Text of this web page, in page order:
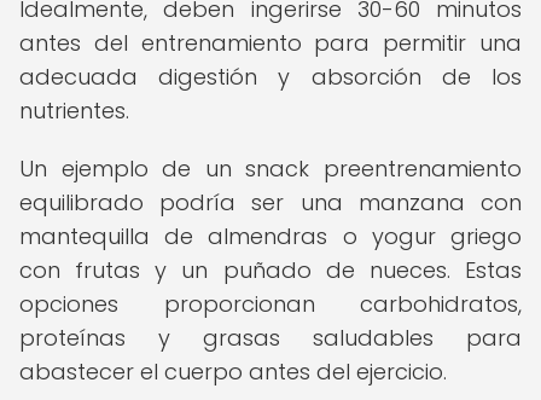
Idealmente, deben ingerirse 30-60 minutos
antes del entrenamiento para permitir una
adecuada digestión y absorción de los
nutrientes.
Un ejemplo de un snack preentrenamiento
equilibrado podría ser una manzana con
mantequilla de almendras o yogur griego
con frutas y un puñado de nueces. Estas
opciones proporcionan carbohidratos,
proteínas y grasas saludables para
abastecer el cuerpo antes del ejercicio.